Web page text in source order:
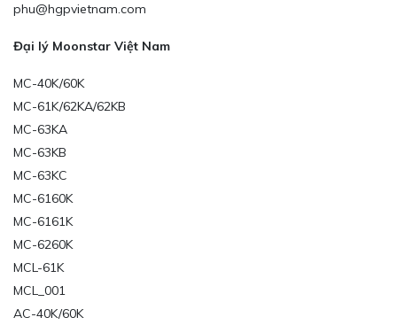
phu@hgpvietnam.com
Đại lý Moonstar Việt Nam
MC-40K/60K
MC-61K/62KA/62KB
MC-63KA
MC-63KB
MC-63KC
MC-6160K
MC-6161K
MC-6260K
MCL-61K
MCL_001
AC-40K/60K